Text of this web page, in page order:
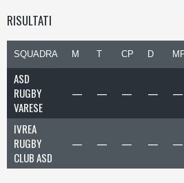
RISULTATI
SQUADRA M T CP D
ASD
RUGBY
VARESE
— — — — —
IVREA
RUGBY
CLUB ASD
— — — — —